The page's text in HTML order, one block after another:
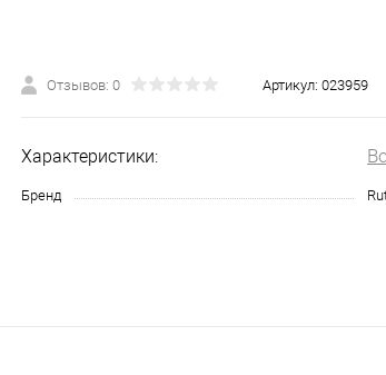
Отзывов: 0 Артикул: 023959
Характеристики:
Бренд